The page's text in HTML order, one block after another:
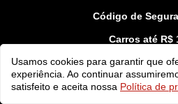
Código de
Carros até R$
EM
Usamos cookies para garantir que
experiência. Ao continuar
satisfeito e aceita nossa Política de